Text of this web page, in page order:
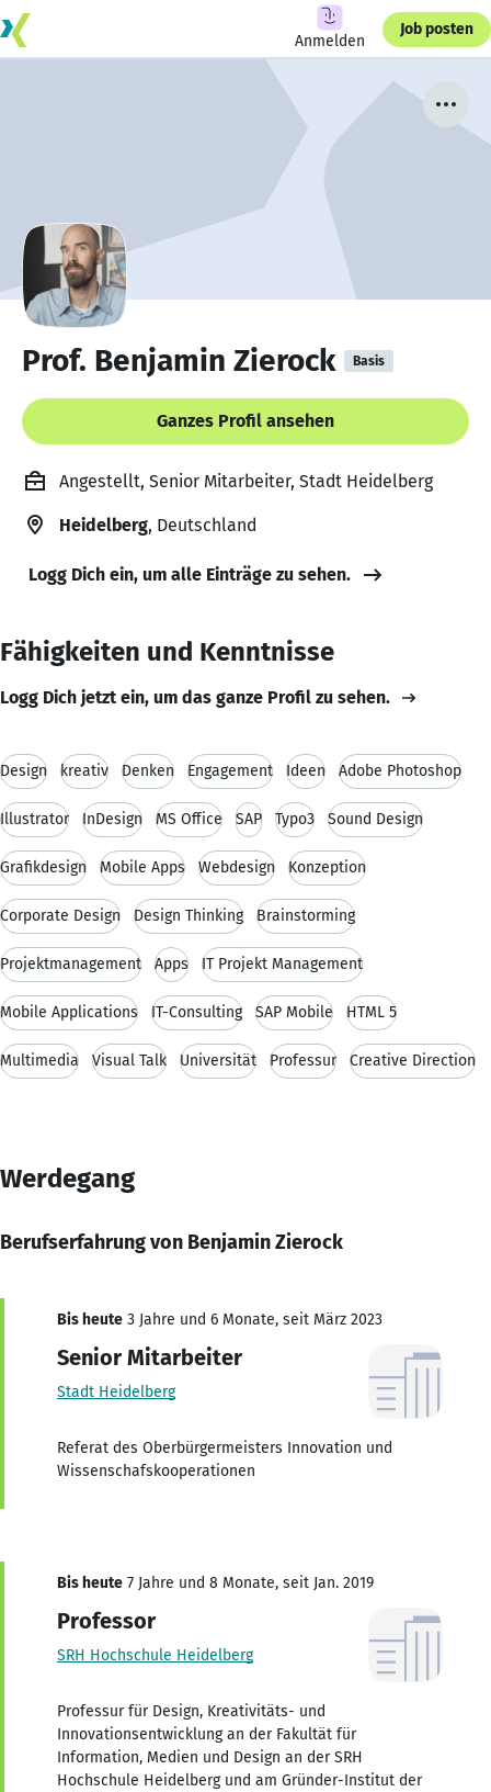
Anmelden
Job posten
Prof. Benjamin Zierock Basis
Ganzes Profil ansehen
Angestellt, Senior Mitarbeiter, Stadt Heidelberg
Heidelberg, Deutschland
Logg Dich ein, um alle Einträge zu sehen.
Fähigkeiten und Kenntnisse
Logg Dich jetzt ein, um das ganze Profil zu sehen.
Design kreativ Denken Engagement Ideen Adobe Photoshop
Illustrator InDesign MS Office SAP Typo3 Sound Design
Grafikdesign Mobile Apps Webdesign Konzeption
Corporate Design Design Thinking Brainstorming
Projektmanagement Apps IT Projekt Management
Mobile Applications IT-Consulting SAP Mobile HTML 5
Multimedia Visual Talk Universität Professur Creative Direction
Werdegang
Berufserfahrung von Benjamin Zierock
Bis heute 3 Jahre und 6 Monate, seit März 2023
Senior Mitarbeiter
Stadt Heidelberg
Referat des Oberbürgermeisters Innovation und
Wissenschafskooperationen
Bis heute 7 Jahre und 8 Monate, seit Jan. 2019
Professor
SRH Hochschule Heidelberg
Professur für Design, Kreativitäts- und
Innovationsentwicklung an der Fakultät für
Information, Medien und Design an der SRH
Hochschule Heidelberg und am Gründer-Institut der